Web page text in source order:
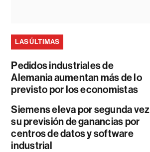
LAS ÚLTIMAS
Pedidos industriales de
Alemania aumentan más de lo
previsto por los economistas
Siemens eleva por segunda vez
su previsión de ganancias por
centros de datos y software
industrial